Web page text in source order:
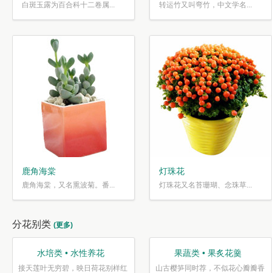
白斑玉露为百合科十二卷属... 转运竹又叫弯竹，中文学名...
鹿角海棠
鹿角海棠，又名熏波菊。番...
灯珠花
灯珠花又名苔珊瑚、念珠草...
分花别类 (更多)
水培类 • 水性养花
接天莲叶无穷碧，映日荷花别样红
果蔬类 • 果炙花羹
山古樱笋同时荐，不似花心瓣瓣香